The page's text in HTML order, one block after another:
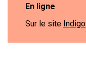
En ligne
Sur le site Indigo